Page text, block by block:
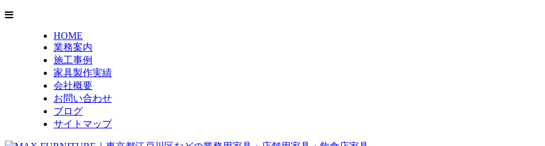
HOME
業務案内
施工事例
家具製作実績
会社概要
お問い合わせ
ブログ
サイトマップ